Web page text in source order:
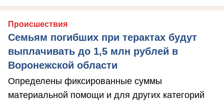
Происшествия
Семьям погибших при терактах будут
выплачивать до 1,5 млн рублей в
Воронежской области
Определены фиксированные суммы
материальной помощи и для других категорий